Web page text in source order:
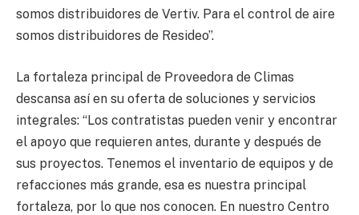
somos distribuidores de Vertiv. Para el control de aire
somos distribuidores de Resideo”.
La fortaleza principal de Proveedora de Climas
descansa así en su oferta de soluciones y servicios
integrales: “Los contratistas pueden venir y encontrar
el apoyo que requieren antes, durante y después de
sus proyectos. Tenemos el inventario de equipos y de
refacciones más grande, esa es nuestra principal
fortaleza, por lo que nos conocen. En nuestro Centro